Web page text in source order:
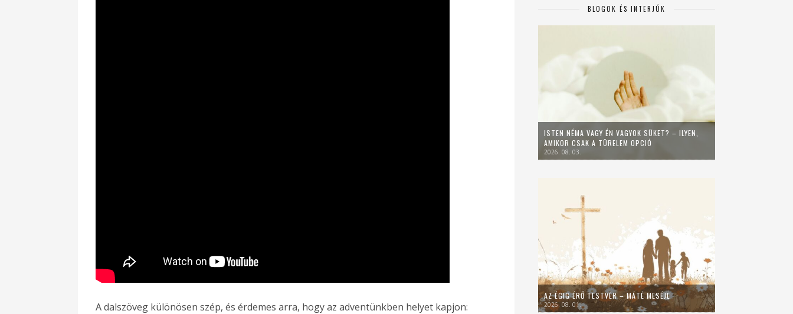
A dalszöveg különösen szép, és érdemes arra, hogy az adventünkben helyet kapjon:
BLOGOK ÉS INTERJÚK
ISTEN NÉMA VAGY ÉN VAGYOK SÜKET? – ILYEN,
AMIKOR CSAK A TÜRELEM OPCIÓ
2026. 08. 03.
AZ ÉGIG ÉRŐ TESTVÉR – MÁTÉ MESÉJE
2026. 08. 01.